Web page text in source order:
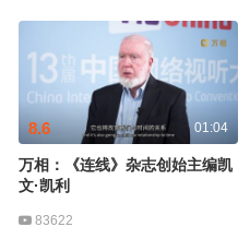
01:04
8.6
万相：《连线》杂志创始主编凯
文·凯利
83622